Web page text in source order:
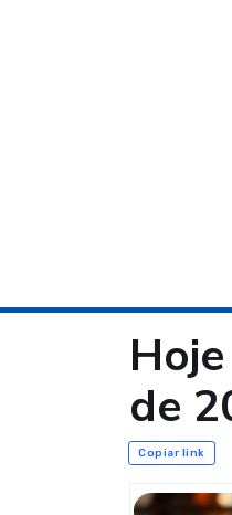
de
Copiar link